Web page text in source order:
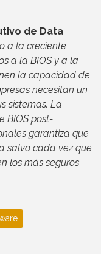
de Data
a la creciente
a la BIOS y a la
la capacidad de
necesitan un
sistemas. La
BIOS post-
garantiza que
salvo cada vez que
los más seguros